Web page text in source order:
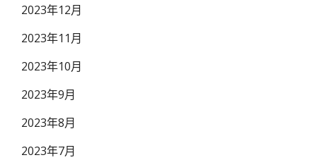
2023年12月
2023年11月
2023年10月
2023年9月
2023年8月
2023年7月